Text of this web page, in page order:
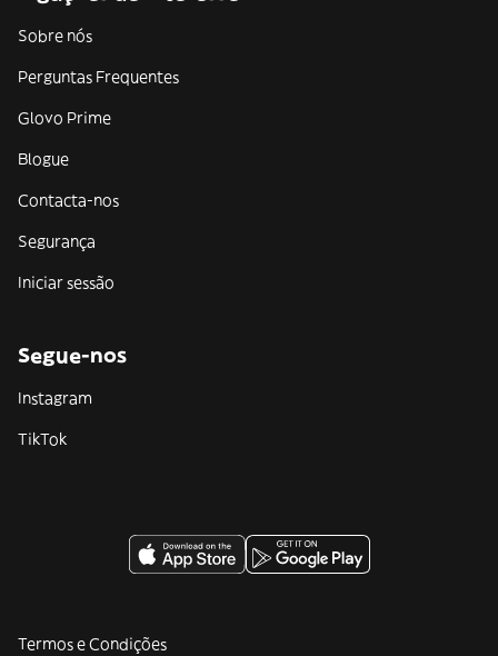
Sobre nós
Perguntas Frequentes
Glovo Prime
Blogue
Contacta-nos
Segurança
Iniciar sessão
Segue-nos
Instagram
TikTok
Termos e Condições